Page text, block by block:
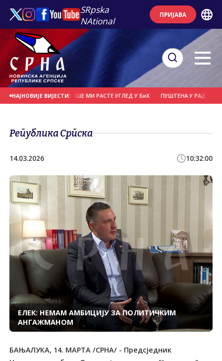
SRpska
NAtional
ПРИЈАВА
НАЈНОВИЈЕ ВИЈЕСТИ:
НАПАДА, СВЕ ВИШЕ МИ РАСТЕ УГЛЕД У БиХ ПУШТЕНА У РАД НАЈВЕЋА
Република Српска
14.03.2026 10:32:00
ЕЛЕК: НЕМАМ АМБИЦИЈУ ЗА ПОЛИТИЧКИМ
АНГАЖМАНОМ
БАЊАЛУКА, 14. МАРТА /СРНА/ - Предсједник